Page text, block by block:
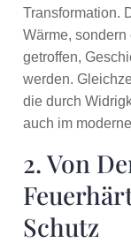
Transformation.
Wärme,
getroffen,
werden.
die durch
auch im
2. Von
Schutz